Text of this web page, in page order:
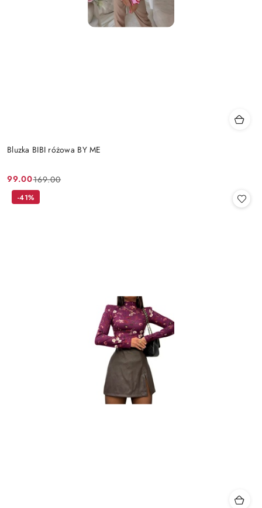
Bluzka BIBI różowa BY ME
Cena
promocyjna:
99.00
Cena
przed
169.00
-41%